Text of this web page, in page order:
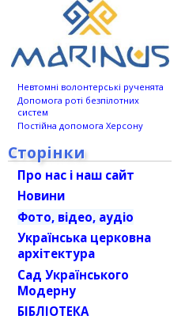
Невтомні волонтерські рученята
Допомога роті безпілотних
систем
Постійна допомога Херсону
Сторінки
Про нас і наш сайт
Новини
Фото, відео, аудіо
Українська церковна
архітектура
Сад Українського
Модерну
БІБЛІОТЕКА